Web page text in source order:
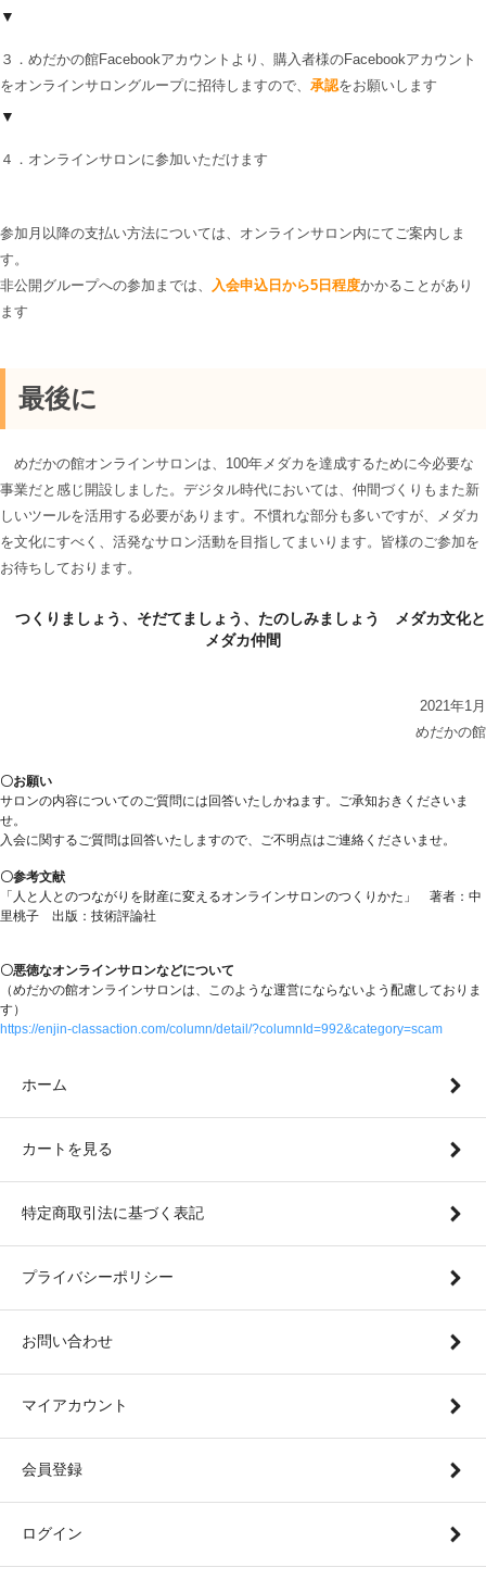
▼
３．めだかの館Facebookアカウントより、購入者様のFacebookアカウント
をオンラインサロングループに招待しますので、 承認をお願いします
▼
４．オンラインサロンに参加いただけます
参加月以降の支払い方法については、オンラインサロン内にてご案内しま
す。
非公開グループへの参加までは、
入会申込日から5日程度かかることがあり
ます
最後に
めだかの館オンラインサロンは、100年メダカを達成するために今必要な
事業だと感じ開設しました。デジタル時代においては、仲間づくりもまた新
しいツールを活用する必要があります。不慣れな部分も多いですが、メダカ
を文化にすべく、活発なサロン活動を目指してまいります。皆様のご参加を
お待ちしております。
つくりましょう、そだてましょう、たのしみましょう メダカ文化と
メダカ仲間
2021年1月
めだかの館
〇お願い
サロンの内容についてのご質問には回答いたしかねます。ご承知おきくださいま
せ。
入会に関するご質問は回答いたしますので、ご不明点はご連絡くださいませ。
〇参考文献
「人と人とのつながりを財産に変えるオンラインサロンのつくりかた」 著者：中
里桃子 出版：技術評論社
〇悪徳なオンラインサロンなどについて
（めだかの館オンラインサロンは、このような運営にならないよう配慮しておりま
す）
https://enjin-classaction.com/column/detail/?columnId=992&category=scam
ホーム
カートを見る
特定商取引法に基づく表記
プライバシーポリシー
お問い合わせ
マイアカウント
会員登録
ログイン